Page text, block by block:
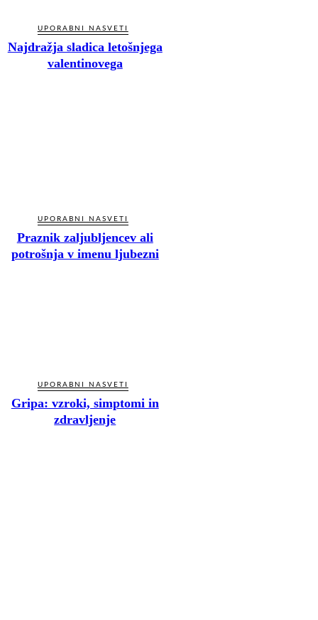
UPORABNI NASVETI
Najdražja sladica letošnjega
valentinovega
UPORABNI NASVETI
Praznik zaljubljencev ali
potrošnja v imenu ljubezni
UPORABNI NASVETI
Gripa: vzroki, simptomi in
zdravljenje